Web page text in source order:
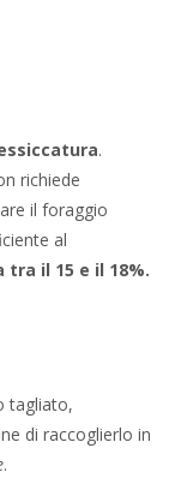
.
richiede
il foraggio
al
tra il 15 e il 18%.
tagliato,
di raccoglierlo in
.